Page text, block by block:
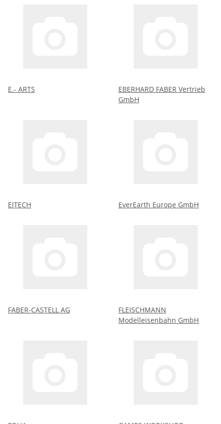
E.- ARTS
EBERHARD FABER Vertrieb
GmbH
EITECH EverEarth Europe GmbH
FABER-CASTELL AG
FLEISCHMANN
Modelleisenbahn GmbH